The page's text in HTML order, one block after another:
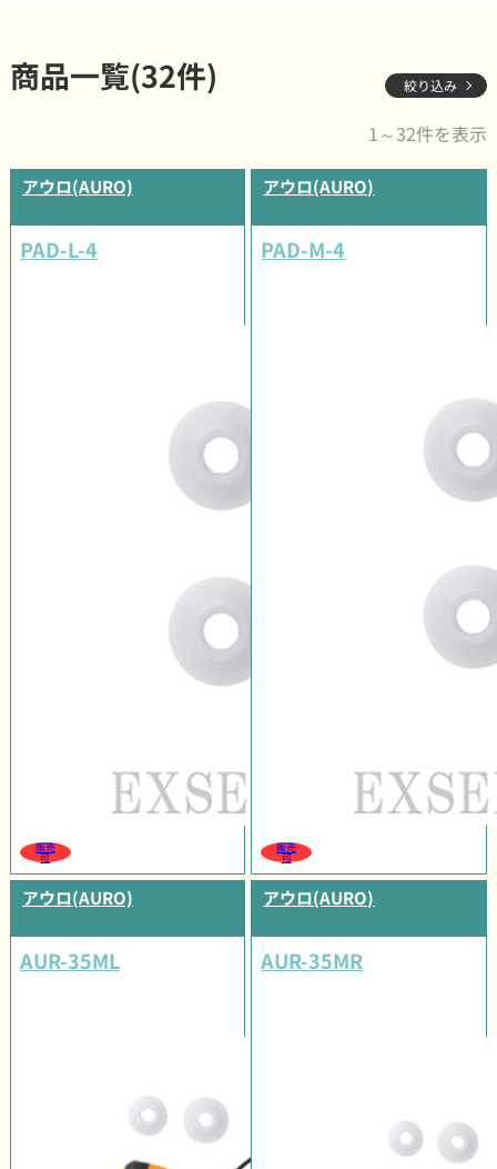
商品一覧(32件) 絞り込み
1～32件を表示
アウロ(AURO)
PAD-L-4
販売
可
アウロ(AURO)
PAD-M-4
販売
可
アウロ(AURO)
AUR-35ML
アウロ(AURO)
AUR-35MR